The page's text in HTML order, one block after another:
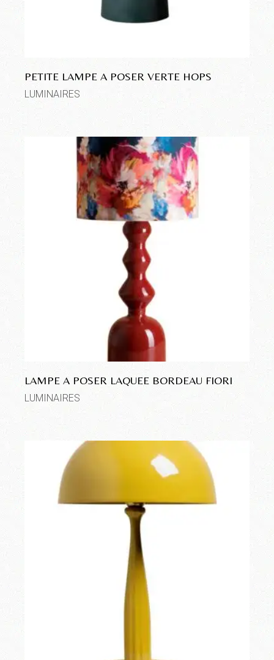
PETITE LAMPE A POSER VERTE HOPS
LUMINAIRES
LAMPE A POSER LAQUEE BORDEAU FIORI
LUMINAIRES